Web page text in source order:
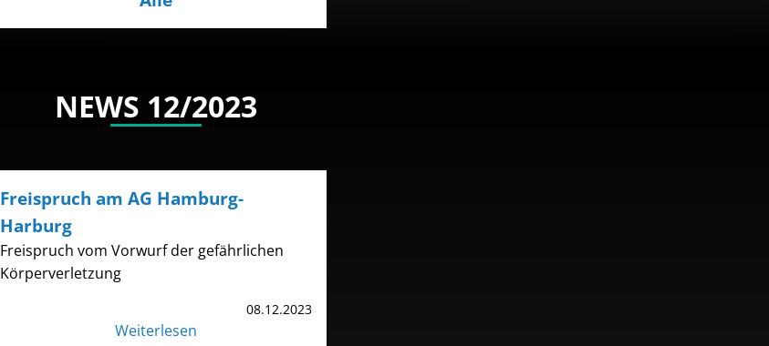
NEWS 12/2023
Freispruch am AG Hamburg-
Harburg
08.12.2023
Freispruch vom Vorwurf der gefährlichen
Körperverletzung
Weiterlesen